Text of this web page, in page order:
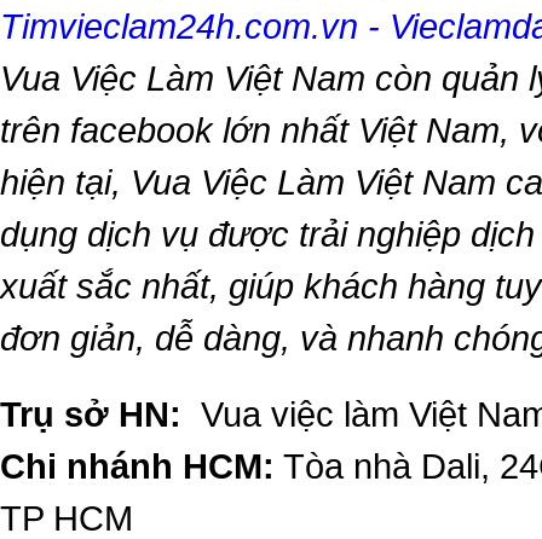
Timvieclam24h.com.vn -
Vua Việc Làm Việt Nam còn quản
trên facebook lớn nhất Việt Nam,
hiện tại, Vua Việc Làm Việt Nam
dụng dịch vụ được trải nghiệp
xuất sắc nhất, giúp khách hàng
đơn giản, dễ dàng, và nhanh
Trụ sở HN: Vua việc làm Việt
Chi nhánh HCM: Tòa nhà Dali,
TP HCM